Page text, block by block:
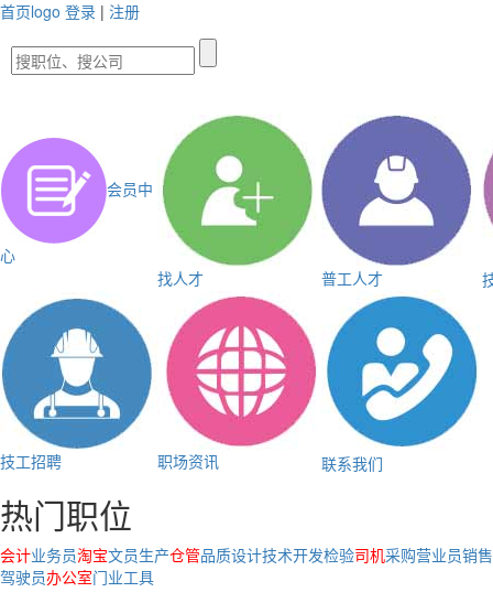
首页logo 登录 | 注册
会员中
心
找人才
普工人才
技工招聘 职场资讯 联系我们
热门职位
会计业务员淘宝文员生产仓管品质设计技术开发检验司机采购营业员销售
驾驶员办公室门业工具